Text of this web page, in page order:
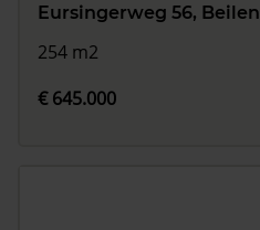
Eursingerweg 56, Beilen
254 m2
€ 645.000